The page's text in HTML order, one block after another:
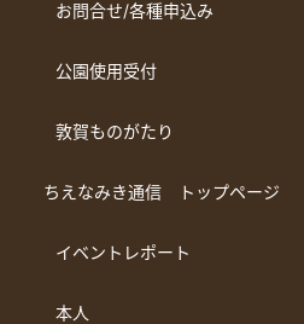
お問合せ/各種申込み
公園使用受付
敦賀ものがたり
ちえなみき通信 トップページ
イベントレポート
本人